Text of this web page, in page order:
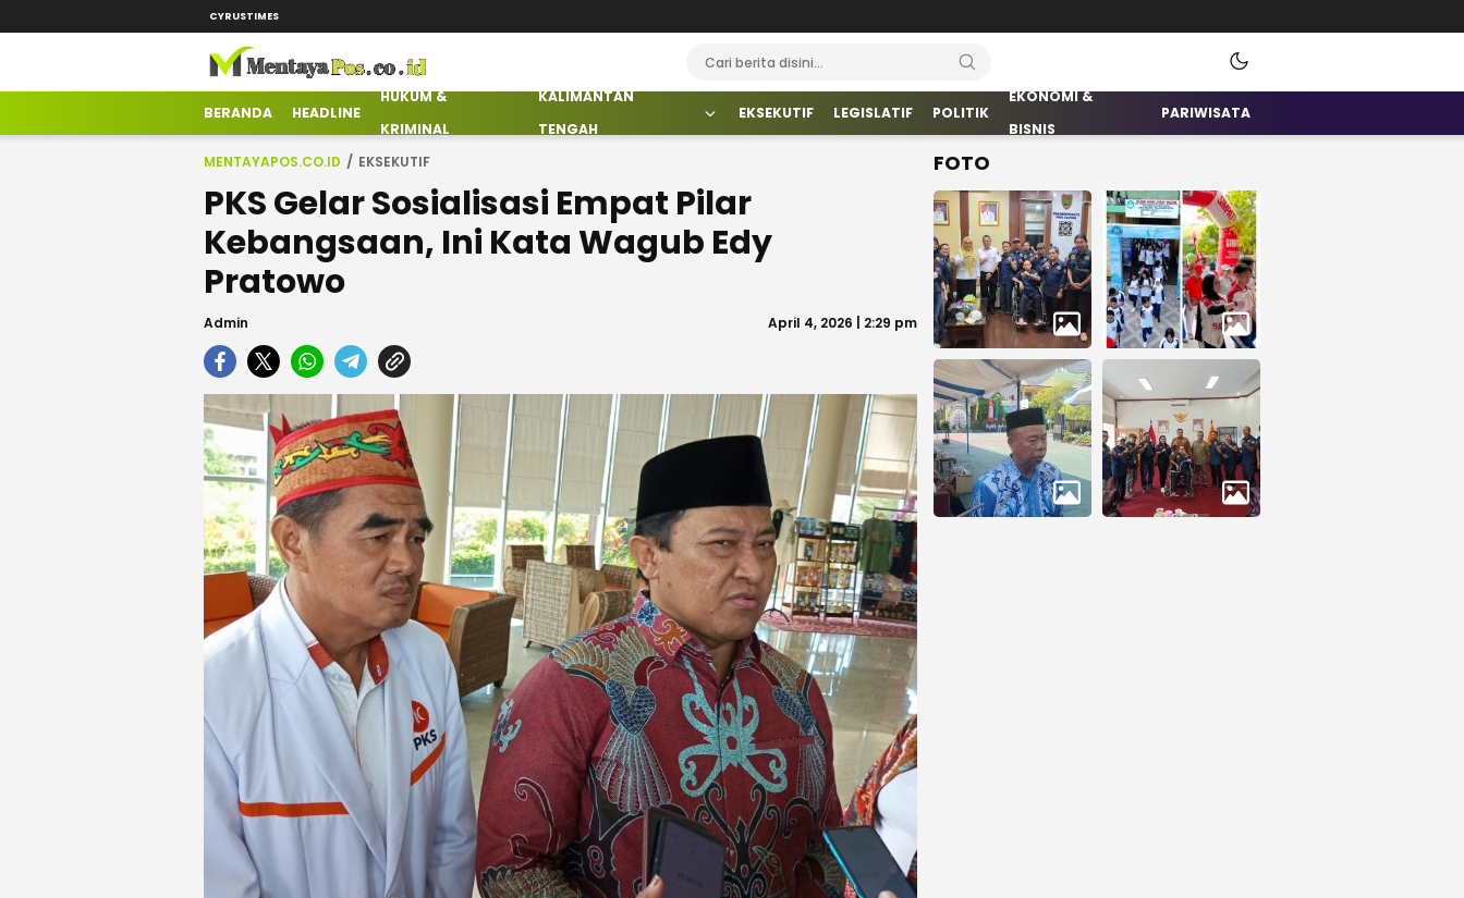
CYRUSTIMES
mentayapos.co.id
Terkini Mengabarkan
BERANDA HEADLINE
HUKUM &
KRIMINAL
KALIMANTAN
TENGAH
EKSEKUTIF LEGISLATIF POLITIK
EKONOMI &
BISNIS
PARIWISATA
MENTAYAPOS.CO.ID EKSEKUTIF
PKS Gelar Sosialisasi Empat Pilar
Kebangsaan, Ini Kata Wagub Edy
Pratowo
Admin April 4, 2026 | 2:29 pm
FOTO